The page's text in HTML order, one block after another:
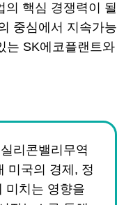
의 핵심 경쟁력이 될
중심에서 지속가능
는 SK에코플랜트와
리콘밸리무역
미국의 경제, 정
미치는 영향을